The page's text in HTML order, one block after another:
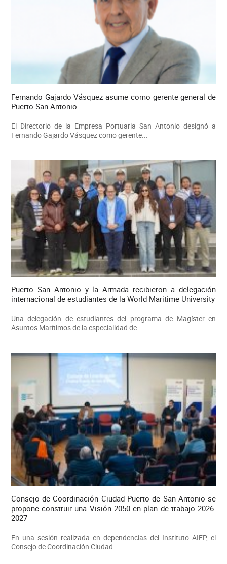
Fernando Gajardo Vásquez asume como gerente general de
Puerto San Antonio
El Directorio de la Empresa Portuaria San Antonio designó a
Fernando Gajardo Vásquez como gerente...
Puerto San Antonio y la Armada recibieron a delegación
internacional de estudiantes de la World Maritime University
Una delegación de estudiantes del programa de Magíster en
Asuntos Marítimos de la especialidad de...
Consejo de Coordinación Ciudad Puerto de San Antonio se
propone construir una Visión 2050 en plan de trabajo 2026-
2027
En una sesión realizada en dependencias del Instituto AIEP, el
Consejo de Coordinación Ciudad...